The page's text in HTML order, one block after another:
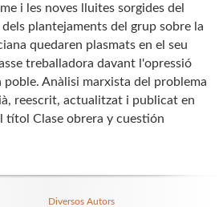
i les noves lluites sorgides del
plantejaments del grup sobre la
quedaren plasmats en el seu
treballadora davant l'opressió
poble. Anàlisi marxista del problema
reescrit, actualitzat i publicat en
títol Clase obrera y cuestión
Diversos Autors